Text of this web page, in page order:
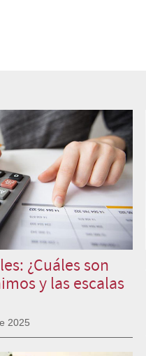
¿Cuáles son
y las escalas
2025